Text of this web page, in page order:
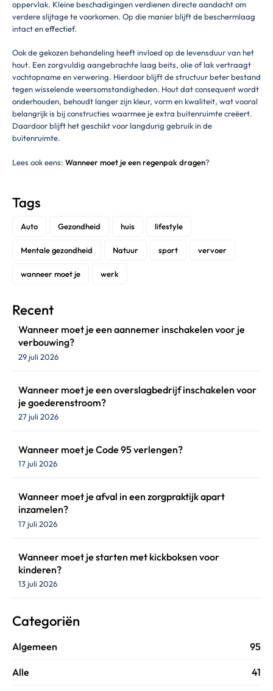
oppervlak. Kleine beschadigingen verdienen directe aandacht om
verdere slijtage te voorkomen. Op die manier blijft de beschermlaag
intact en effectief.
Ook de gekozen behandeling heeft invloed op de levensduur van het
hout. Een zorgvuldig aangebrachte laag beits, olie of lak vertraagt
vochtopname en verwering. Hierdoor blijft de structuur beter bestand
tegen wisselende weersomstandigheden. Hout dat consequent wordt
onderhouden, behoudt langer zijn kleur, vorm en kwaliteit, wat vooral
belangrijk is bij constructies waarmee je extra buitenruimte creëert.
Daardoor blijft het geschikt voor langdurig gebruik in de
buitenruimte.
Lees ook eens: Wanneer moet je een regenpak dragen?
Tags
Auto Gezondheid huis lifestyle
Mentale gezondheid Natuur sport vervoer
wanneer moet je werk
Recent
Wanneer moet je een aannemer inschakelen voor je
verbouwing?
29 juli 2026
Wanneer moet je een overslagbedrijf inschakelen voor
je goederenstroom?
27 juli 2026
Wanneer moet je Code 95 verlengen?
17 juli 2026
Wanneer moet je afval in een zorgpraktijk apart
inzamelen?
17 juli 2026
Wanneer moet je starten met kickboksen voor
kinderen?
13 juli 2026
Categoriën
Algemeen 95
Alle 41